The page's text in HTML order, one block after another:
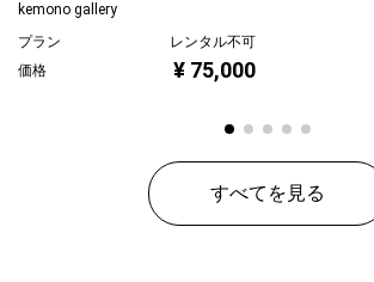
kemono gallery
プラン
レンタル不可
価格
¥ 75,000
すべてを見る